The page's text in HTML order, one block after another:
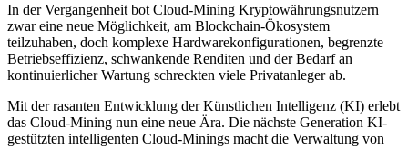
In der Vergangenheit bot Cloud-Mining Kryptowährungsnutzern
zwar eine neue Möglichkeit, am Blockchain-Ökosystem
teilzuhaben, doch komplexe Hardwarekonfigurationen, begrenzte
Betriebseffizienz, schwankende Renditen und der Bedarf an
kontinuierlicher Wartung schreckten viele Privatanleger ab.
Mit der rasanten Entwicklung der Künstlichen Intelligenz (KI) erlebt
das Cloud-Mining nun eine neue Ära. Die nächste Generation KI-
gestützten intelligenten Cloud-Minings macht die Verwaltung von